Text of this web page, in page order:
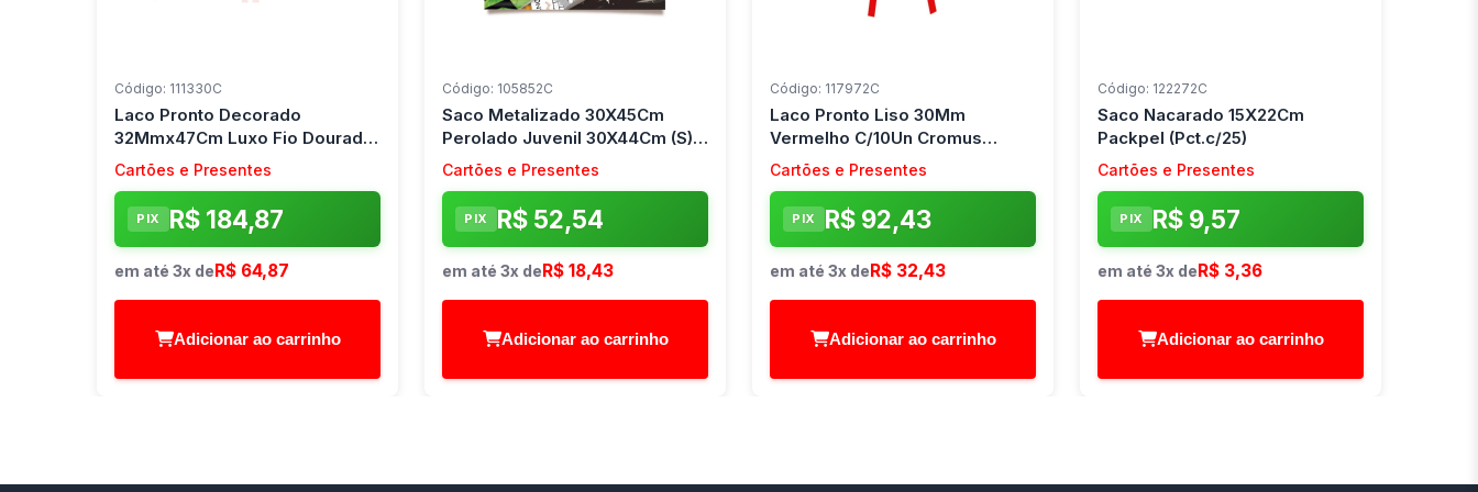
Código: 111330C
Laco Pronto Decorado
32Mmx47Cm Luxo Fio Dourado
Make+ C/ 100 Unidades
Cartões e Presentes
PIX R$ 184,87
em até 3x deR$ 64,87
Adicionar ao carrinho
Código: 105852C
Saco Metalizado 30X45Cm
Perolado Juvenil 30X44Cm (S)
Cromus (Pct.c/50)
Cartões e Presentes
PIX R$ 52,54
em até 3x deR$ 18,43
Adicionar ao carrinho
Código: 117972C
Laco Pronto Liso 30Mm
Vermelho C/10Un Cromus
(Pct.c/20)
Cartões e Presentes
PIX R$ 92,43
em até 3x deR$ 32,43
Adicionar ao carrinho
Código: 122272C
Saco Nacarado 15X22Cm
Packpel (Pct.c/25)
Cartões e Presentes
PIX R$ 9,57
em até 3x deR$ 3,36
Adicionar ao carrinho